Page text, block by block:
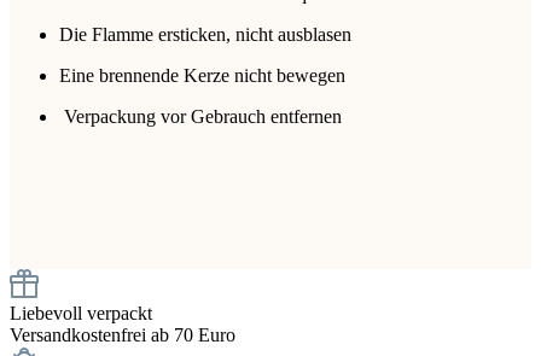
Die Flamme ersticken, nicht ausblasen
Eine brennende Kerze nicht bewegen
Verpackung vor Gebrauch entfernen
Liebevoll verpackt
Versandkostenfrei ab 70 Euro